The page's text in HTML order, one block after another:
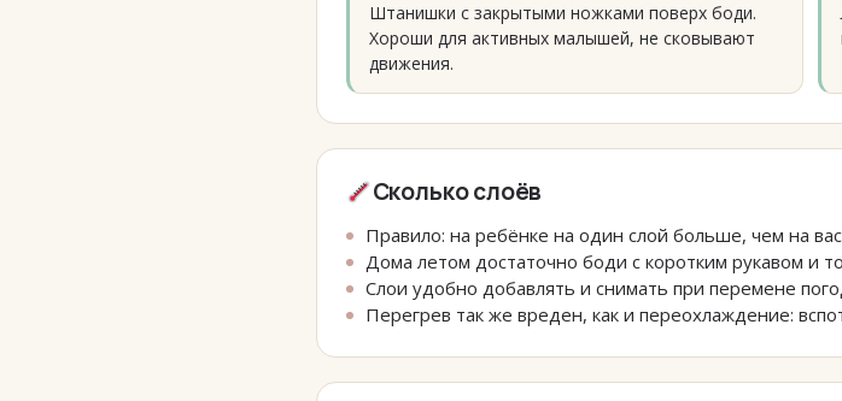
Штанишки с закрытыми ножками поверх боди.
Хороши для активных малышей, не сковывают
движения.
Сколько слоёв
Правило: на ребёнке на один слой больше, чем на вас
Дома летом достаточно боди с коротким рукавом и
Слои удобно добавлять и снимать при перемене
Перегрев так же вреден, как и переохлаждение: